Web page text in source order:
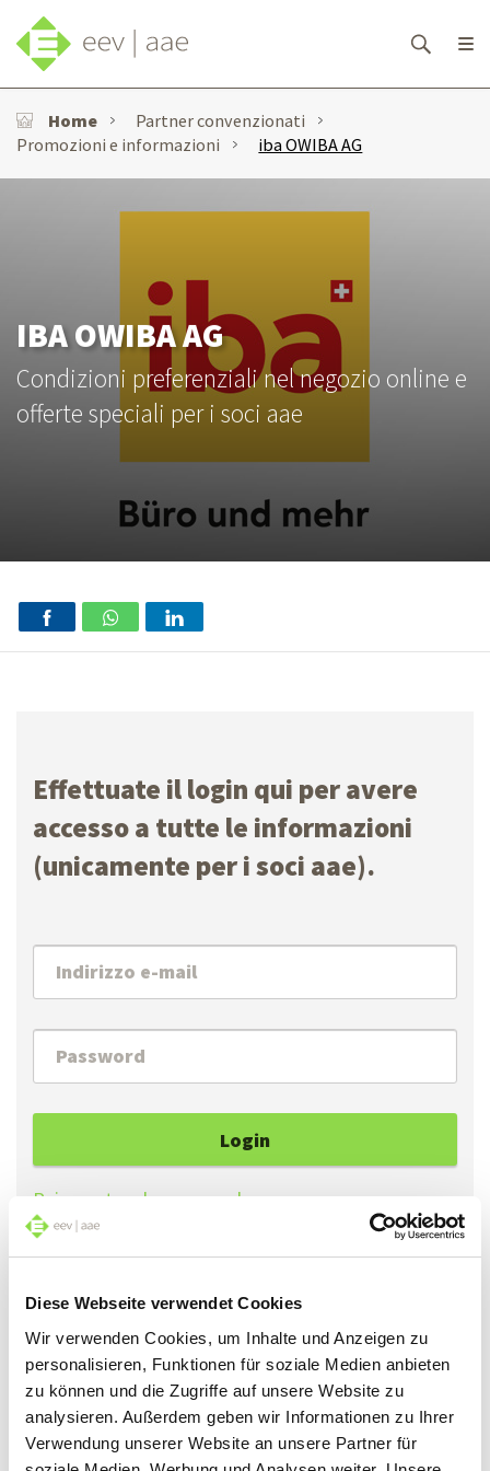
Diese Webseite verwendet Cookies
Wir verwenden Cookies, um Inhalte und Anzeigen zu
personalisieren, Funktionen für soziale Medien anbieten
zu können und die Zugriffe auf unsere Website zu
analysieren. Außerdem geben wir Informationen zu Ihrer
Verwendung unserer Website an unsere Partner für
Home
Partner convenzionati
Promozioni e informazioni
iba OWIBA AG
IBA OWIBA AG
Condizioni preferenziali nel negozio online e
offerte speciali per i soci aae
Effettuate il login qui per avere
accesso a tutte le informazioni
(unicamente per i soci aae).
Login
Reimpostare la password
una nuova cliccando su «Reimpostare la password».
Se accede al sito per la prima volta, può generare
una password cliccando su «Reimpostare la
password».